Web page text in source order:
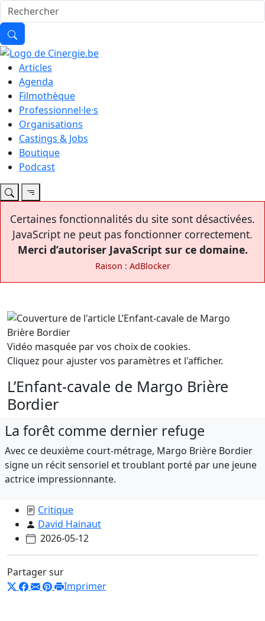
Articles
Agenda
Filmothèque
Professionnel·le·s
Organisations
Castings & Jobs
Boutique
Podcast
Certaines fonctionnalités du site sont désactivées.
JavaScript ne peut pas fonctionner correctement.
Merci d’autoriser JavaScript sur ce domaine.
Raison : AdBlocker
Vidéo masquée par vos choix de cookies.
Cliquez pour ajuster vos paramètres et l'afficher.
L’Enfant-cavale de Margo Brière
Bordier
La forêt comme dernier refuge
Avec ce deuxième court-métrage, Margo Brière Bordier
signe un récit sensoriel et troublant porté par une jeune
actrice impressionnante.
Critique
David Hainaut
2026-05-12
Partager sur
Imprimer